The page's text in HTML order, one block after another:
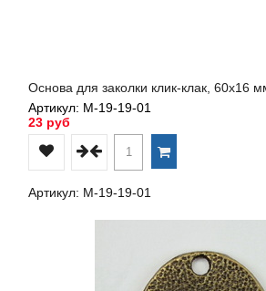
Основа для заколки клик-клак, 60х16
Артикул: М-19-19-01
23 руб
Артикул: М-19-19-01